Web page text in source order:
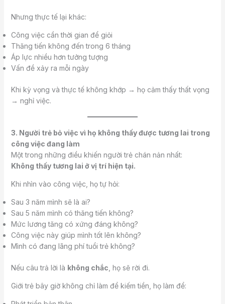
Nhưng thực tế lại khác:
Công việc cần thời gian để giỏi
Thăng tiến không đến trong 6 tháng
Áp lực nhiều hơn tưởng tượng
Vấn đề xảy ra mỗi ngày
Khi kỳ vọng và thực tế không khớp → họ cảm thấy thất vọng
→ nghỉ việc.
3. Người trẻ bỏ việc vì họ không thấy được tương lai trong
công việc đang làm
Một trong những điều khiến người trẻ chán nản nhất:
Không thấy tương lai ở vị trí hiện tại.
Khi nhìn vào công việc, họ tự hỏi:
Sau 3 năm mình sẽ là ai?
Sau 5 năm mình có thăng tiến không?
Mức lương tăng có xứng đáng không?
Công việc này giúp mình tốt lên không?
Mình có đang lãng phí tuổi trẻ không?
Nếu câu trả lời là không chắc , họ sẽ rời đi.
Giới trẻ bây giờ không chỉ làm để kiếm tiền, họ làm để: